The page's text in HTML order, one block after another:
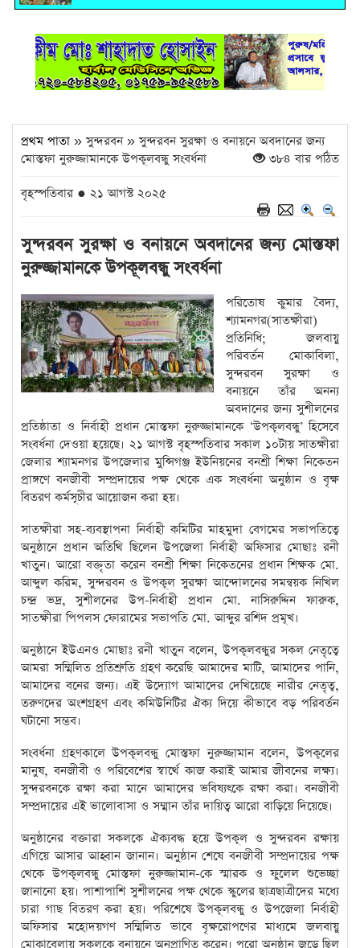
প্রথম পাতা » সুন্দরবন » সুন্দরবন সুরক্ষা ও বনায়নে অবদানের জন্য
মোস্তফা নুরুজ্জামানকে উপকূলবন্ধু সংবর্ধনা
৩৮৪ বার পঠিত
বৃহস্পতিবার ● ২১ আগস্ট ২০২৫
সুন্দরবন সুরক্ষা ও বনায়নে অবদানের জন্য মোস্তফা
নুরুজ্জামানকে উপকূলবন্ধু সংবর্ধনা
পরিতোষ কুমার বৈদ্য,
শ্যামনগর(সাতক্ষীরা)
প্রতিনিধি; জলবায়ু
পরিবর্তন মোকাবিলা,
সুন্দরবন সুরক্ষা ও
বনায়নে তাঁর অনন্য
অবদানের জন্য সুশীলনের
প্রতিষ্ঠাতা ও নির্বাহী প্রধান মোস্তফা নুরুজ্জামানকে ‘উপকূলবন্ধু’ হিসেবে
সংবর্ধনা দেওয়া হয়েছে। ২১ আগস্ট বৃহস্পতিবার সকাল ১০টায় সাতক্ষীরা
জেলার শ্যামনগর উপজেলার মুন্সিগঞ্জ ইউনিয়নের বনশ্রী শিক্ষা নিকেতন
প্রাঙ্গণে বনজীবী সম্প্রদায়ের পক্ষ থেকে এক সংবর্ধনা অনুষ্ঠান ও বৃক্ষ
বিতরণ কর্মসূচীর আয়োজন করা হয়।
সাতক্ষীরা সহ-ব্যবস্থাপনা নির্বাহী কমিটির মাহমুদা বেগমের সভাপতিত্বে
অনুষ্ঠানে প্রধান অতিথি ছিলেন উপজেলা নির্বাহী অফিসার মোছাঃ রনী
খাতুন। আরো বক্তৃতা করেন বনশ্রী শিক্ষা নিকেতনের প্রধান শিক্ষক মো.
আব্দুল করিম, সুন্দরবন ও উপকূল সুরক্ষা আন্দোলনের সমন্বয়ক নিখিল
চন্দ্র ভদ্র, সুশীলনের উপ-নির্বাহী প্রধান মো. নাসিরুদ্দিন ফারুক,
সাতক্ষীরা পিপলস ফোরামের সভাপতি মো. আব্দুর রশিদ প্রমূখ।
অনুষ্ঠানে ইউএনও মোছাঃ রনী খাতুন বলেন, উপকূলবন্ধুর সকল নেতৃত্বে
আমরা সম্মিলিত প্রতিশ্রুতি গ্রহণ করেছি আমাদের মাটি, আমাদের পানি,
আমাদের বনের জন্য। এই উদ্যোগ আমাদের দেখিয়েছে নারীর নেতৃত্ব,
তরুণদের অংশগ্রহণ এবং কমিউনিটির ঐক্য দিয়ে কীভাবে বড় পরিবর্তন
ঘটানো সম্ভব।
সংবর্ধনা গ্রহণকালে উপকূলবন্ধু মোস্তফা নুরুজ্জামান বলেন, উপকূলের
মানুষ, বনজীবী ও পরিবেশের স্বার্থে কাজ করাই আমার জীবনের লক্ষ্য।
সুন্দরবনকে রক্ষা করা মানে আমাদের ভবিষ্যৎকে রক্ষা করা। বনজীবী
সম্প্রদায়ের এই ভালোবাসা ও সম্মান তাঁর দায়িত্ব আরো বাড়িয়ে দিয়েছে।
অনুষ্ঠানের বক্তারা সকলকে ঐক্যবদ্ধ হয়ে উপকূল ও সুন্দরবন রক্ষায়
এগিয়ে আসার আহ্বান জানান। অনুষ্ঠান শেষে বনজীবী সম্প্রদায়ের পক্ষ
থেকে উপকূলবন্ধু মোস্তফা নুরুজ্জামান-কে স্মারক ও ফুলেল শুভেচ্ছা
জানানো হয়। পাশাপাশি সুশীলনের পক্ষ থেকে স্কুলের ছাত্রছাত্রীদের মধ্যে
চারা গাছ বিতরণ করা হয়। পরিশেষে উপকূলবন্ধু ও উপজেলা নির্বাহী
অফিসার মহোদয়গণ সম্মিলিত ভাবে বৃক্ষরোপণের মাধ্যমে জলবায়ু
মোকাবেলায় সকলকে বনায়নে অনুপ্রাণিত করেন। পুরো অনুষ্ঠান জুড়ে ছিল